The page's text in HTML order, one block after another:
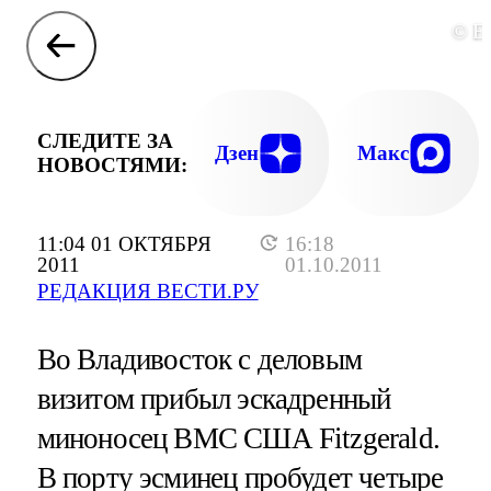
11:04 01 ОКТЯБРЯ
2011
16:18
01.10.2011
РЕДАКЦИЯ ВЕСТИ.РУ
©
СЛЕДИТЕ ЗА
НОВОСТЯМИ:
Дзен Макс
Во Владивосток с деловым
визитом прибыл эскадренный
миноносец ВМС США Fitzgerald.
В порту эсминец пробудет четыре